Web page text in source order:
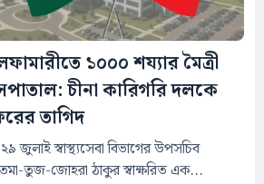
১০০০ শয্যার মৈত্রী
চীনা কারিগরি দলকে
তাগিদ
জুলাই স্বাস্থ্যসেবা বিভাগের উপসচিব
তুজ-জোহরা ঠাকুর স্বাক্ষরিত এক...